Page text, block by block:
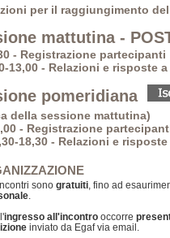
per il raggiungimento
mattutina-
- Registrazione partecipanti
- Relazioni e risposte
pomeridiana
della sessione mattutina)
- Registrazione
18,30 - Relazioni e risposte
sono gratuiti, fino ad
.
ingresso all'incontro occorre
inviato da Egaf via email.